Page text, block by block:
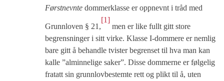
Førstnevnte dommerklasse er oppnevnt i tråd med
Grunnloven § 21,
[1]
men er like fullt gitt store
begrensninger i sitt virke. Klasse I-dommere er nemlig
bare gitt å behandle tvister begrenset til hva man kan
kalle ”alminnelige saker”. Disse dommerne er følgelig
fratatt sin grunnlovbestemte rett og plikt til å, uten